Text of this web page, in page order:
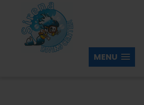
MENU